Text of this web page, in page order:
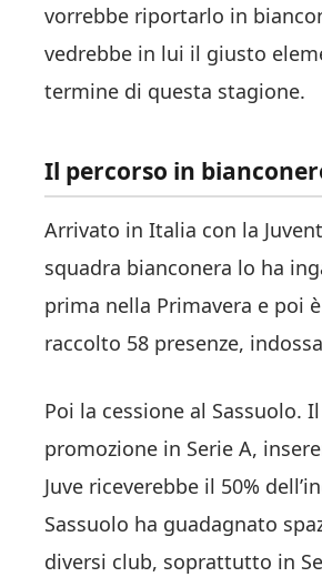
vorrebbe riportarlo in
vedrebbe in lui il giusto
termine di questa stagione.
Il percorso in
Arrivato in Italia con la
squadra bianconera lo ha
prima nella Primavera e poi
raccolto 58 presenze,
Poi la cessione al
promozione in Serie A,
Juve riceverebbe il 50%
Sassuolo ha guadagnato
diversi club, soprattutto in